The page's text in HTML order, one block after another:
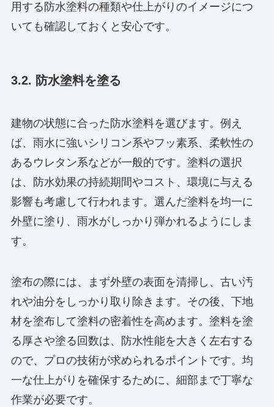
用する防水塗料の種類や仕上がりのイメージにつ
いても確認しておくと安心です。
3.2. 防水塗料を塗る
建物の状態に合った防水塗料を選びます。例え
ば、雨水に強いシリコン系やフッ素系、柔軟性の
あるウレタン系などが一般的です。塗料の選択
は、防水効果の持続期間やコスト、環境に与える
影響も考慮して行われます。選んだ塗料を均一に
外壁に塗り、雨水がしっかり弾かれるようにしま
す。
塗布の際には、まず外壁の表面を清掃し、古い汚
れや油分をしっかり取り除きます。その後、下地
材を塗布して塗料の密着性を高めます。塗料を塗
る厚さや塗る回数は、防水性能を大きく左右する
ので、プロの技術が求められるポイントです。均
一な仕上がりを確保するために、細部まで丁寧な
作業が必要です。